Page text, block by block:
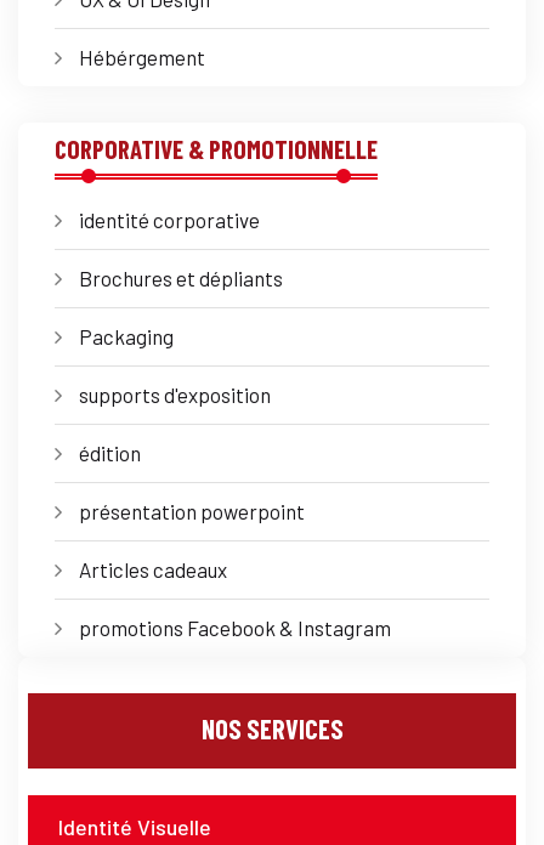
Hébérgement
CORPORATIVE & PROMOTIONNELLE
identité corporative
Brochures et dépliants
Packaging
supports d'exposition
édition
présentation powerpoint
Articles cadeaux
promotions Facebook & Instagram
NOS SERVICES
Identité Visuelle